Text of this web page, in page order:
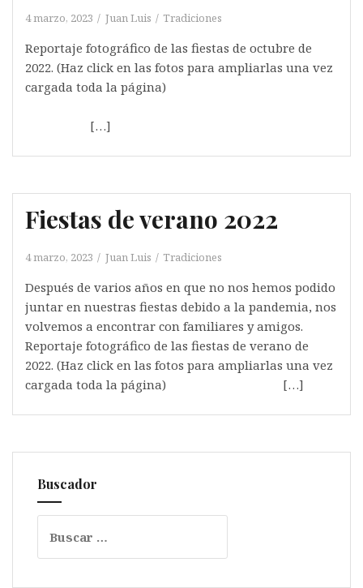
4 marzo, 2023 Juan Luis Tradiciones
Reportaje fotográfico de las fiestas de octubre de
2022. (Haz click en las fotos para ampliarlas una vez
cargada toda la página)
[…]
Fiestas de verano 2022
4 marzo, 2023 Juan Luis Tradiciones
Después de varios años en que no nos hemos podido
juntar en nuestras fiestas debido a la pandemia, nos
volvemos a encontrar con familiares y amigos.
Reportaje fotográfico de las fiestas de verano de
2022. (Haz click en las fotos para ampliarlas una vez
cargada toda la página) […]
Buscador